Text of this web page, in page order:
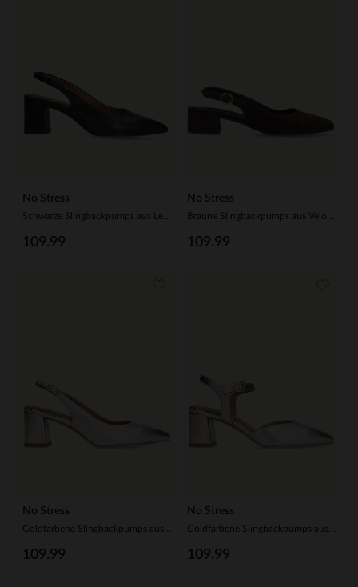
No Stress
Schwarze Slingbackpumps aus Leder
109.99
No Stress
Braune Slingbackpumps aus Veloursleder
109.99
No Stress
109.99
No Stress
109.99